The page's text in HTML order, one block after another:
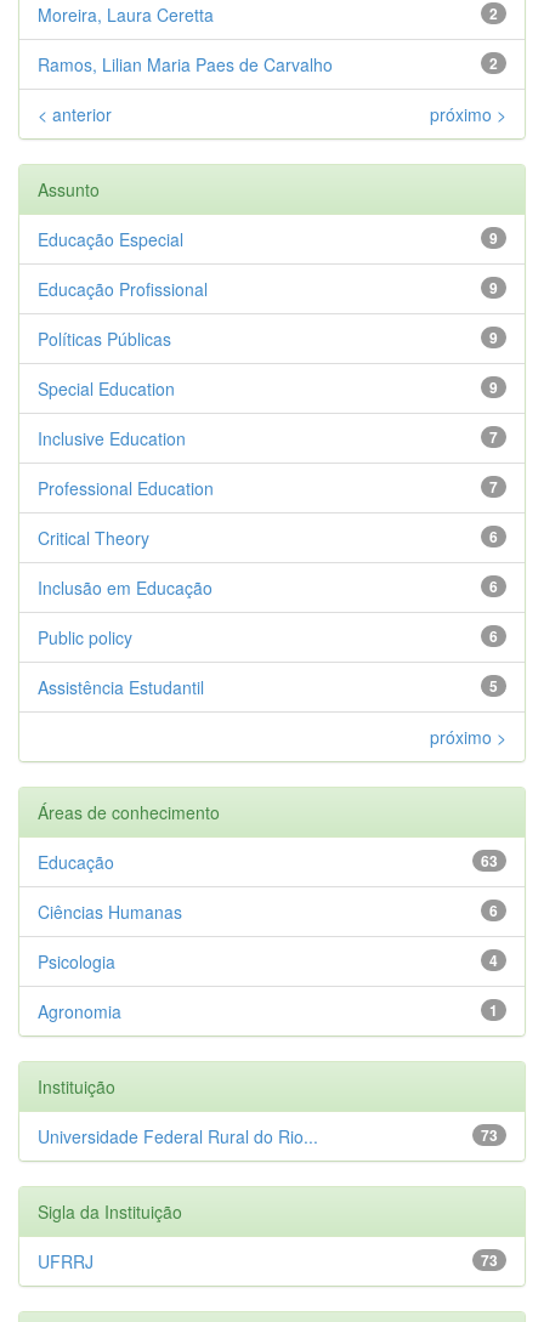
2
Moreira, Laura Ceretta
2
Ramos, Lilian Maria Paes de Carvalho
< anterior próximo >
Assunto
9
Educação Especial
9
Educação Profissional
9
Políticas Públicas
9
Special Education
7
Inclusive Education
7
Professional Education
6
Critical Theory
6
Inclusão em Educação
6
Public policy
5
Assistência Estudantil
próximo >
Áreas de conhecimento
63
Educação
6
Ciências Humanas
4
Psicologia
1
Agronomia
Instituição
73
Universidade Federal Rural do Rio...
Sigla da Instituição
73
UFRRJ